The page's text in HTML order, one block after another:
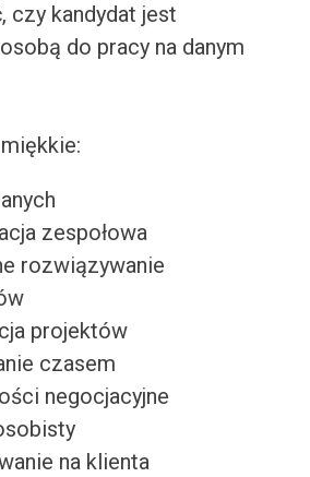
czy kandydat jest
do pracy na danym
zespołowa
rozwiązywanie
projektów
czasem
negocjacyjne
na klienta